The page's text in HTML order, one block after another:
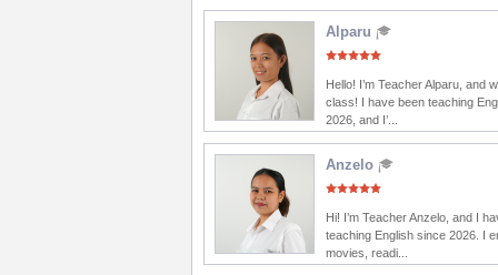
Alparu
Hello! I’m Teacher Alparu, and
class! I have been teaching
2026, and I’...
Anzelo
Hi! I’m Teacher Anzelo, and I
teaching English since 2026. I
movies, readi...